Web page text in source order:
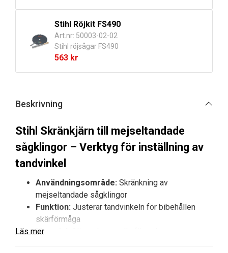
Stihl Röjkit FS490
Art.nr: 50003-02-02
Stihl röjsågar FS490
563 kr
Beskrivning
Stihl Skränkjärn till mejseltandade
sågklingor – Verktyg för inställning av
tandvinkel
Användningsområde: Skränkning av
mejseltandade sågklingor
Funktion: Justerar tandvinkeln för bibehållen
skärförmåga
Material:
Läs mer